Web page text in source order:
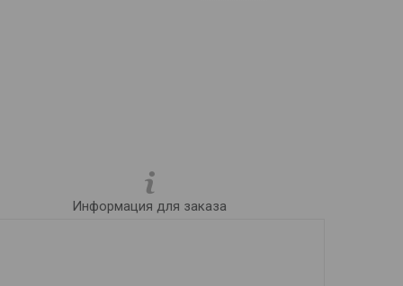
Информация для заказа